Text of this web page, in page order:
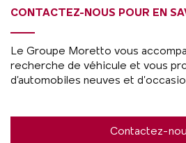
CONTACTEZ-NOUS POUR EN
Le Groupe Moretto vous
recherche de véhicule et vous
d’automobiles neuves et
Contactez-